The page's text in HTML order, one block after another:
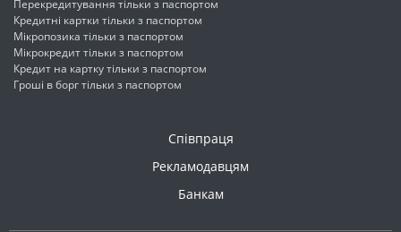
Перекредитування тільки з паспортом
Кредитні картки тільки з паспортом
Мікропозика тільки з паспортом
Мікрокредит тільки з паспортом
Кредит на картку тільки з паспортом
Гроші в борг тільки з паспортом
Співпраця
Рекламодавцям
Банкам